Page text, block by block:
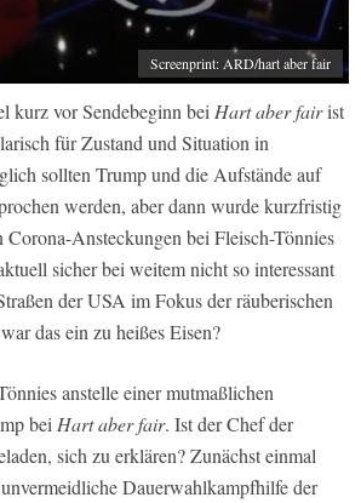
Screenprint: ARD/hart aber fair
kurz vor Sendebeginn bei Hart aber fairist
für Zustand und Situation in
sollten Trump und die Aufstände auf
werden, aber dann wurde kurzfristig
Corona-Ansteckungen bei Fleisch-Tönnies
sicher bei weitem nicht so interessant
der USA im Fokus der räuberischen
das ein zu heißes Eisen?
anstelle einer mutmaßlichen
bei Hart aber fair. Ist der Chef der
sich zu erklären? Zunächst einmal
Dauerwahlkampfhilfe der